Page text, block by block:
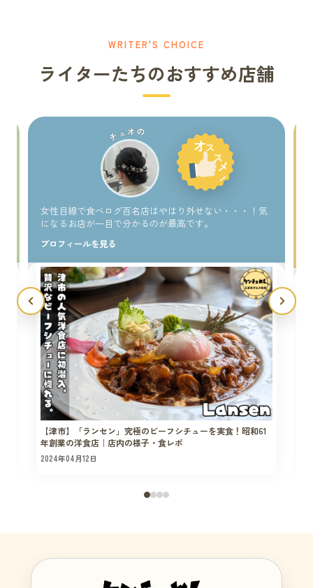
WRITER'S CHOICE
ライターたちのおすすめ店舗
チュオの
女性目線で食べログ百名店はやはり外せない・・・！気
になるお店が一目で分かるのが最高です。
プロフィールを見る
【津市】「ランセン」究極のビーフシチューを実食！昭和61
年創業の洋食店｜店内の様子・食レポ
2024年04月12日